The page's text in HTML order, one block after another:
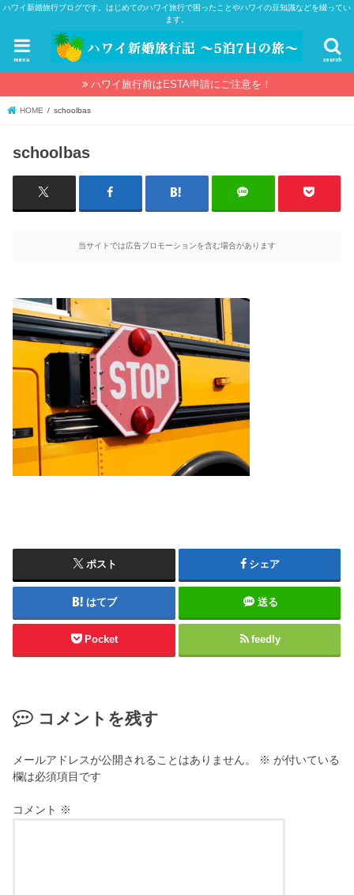
ハワイ新婚旅行ブログです。はじめてのハワイ旅行で困ったことやハワイの豆知識などを綴ってい
ます。
search
menu
ハワイ旅行前はESTA申請にご注意を！
HOME schoolbas
schoolbas
当サイトでは広告プロモーションを含む場合があります
ポスト シェア
はてブ 送る
Pocket feedly
コメントを残す
メールアドレスが公開されることはありません。 ※ が付いている
欄は必須項目です
コメント ※